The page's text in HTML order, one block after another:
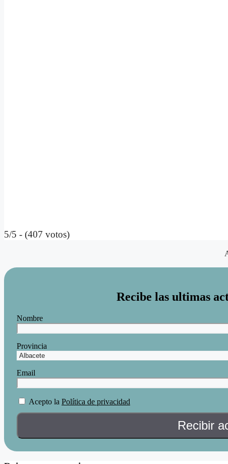
5/5 - (407 votos)
Recibe las ultimas
Nombre
Provincia
Email
Acepto la Política de privacidad